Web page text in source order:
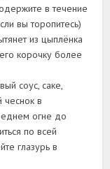
в течение
вы торопитесь)
из цыплёнка
корочку более
соус, саке,
чеснок в
огне до
по всей
глазурь в